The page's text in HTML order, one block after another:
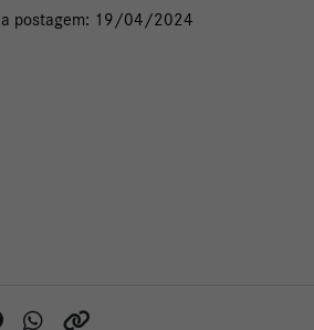
postagem: 19/04/2024